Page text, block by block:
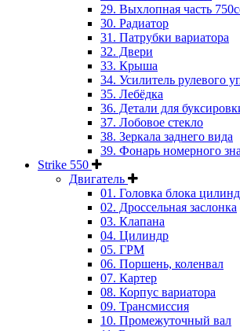
29. Выхлопная часть
30. Радиатор
31. Патрубки вариатора
32. Двери
33. Крыша
34. Усилитель рулевого
35. Лебёдка
36. Детали для
37. Лобовое стекло
38. Зеркала заднего вида
39. Фонарь номерного
Strike 550
Двигатель
01. Головка блока
02. Дроссельная заслонка
03. Клапана
04. Цилиндр
05. ГРМ
06. Поршень, коленвал
07. Картер
08. Корпус вариатора
09. Трансмиссия
10. Промежуточный вал